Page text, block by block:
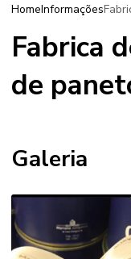
HomeInformações
Fabrica
de
Galeria